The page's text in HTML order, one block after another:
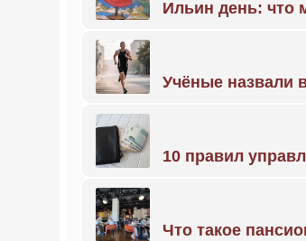
Ильин день: что
Учёные назвали
10 правил
Что такое